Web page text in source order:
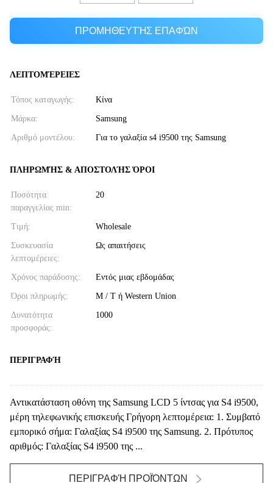
ΠΡΟΜΗΘΕΥΤΉΣ ΕΠΑΦΏΝ
ΛΕΠΤΟΜΈΡΕΙΕΣ
Τόπος καταγωγής: Κίνα
Μάρκα: Samsung
Αριθμό μοντέλου: Για το γαλαξία s4 i9500 της Samsung
ΠΛΗΡΩΜΉΣ & ΑΠΟΣΤΟΛΉΣ ΌΡΟΙ
Ποσότητα
παραγγελίας min:
20
Τιμή: Wholesale
Συσκευασία
λεπτομέρειες:
Ως απαιτήσεις
Χρόνος παράδοσης: Εντός μιας εβδομάδας
Όροι πληρωμής: Μ / Τ ή Western Union
Δυνατότητα
προσφοράς:
1000
ΠΕΡΙΓΡΑΦΉ
Αντικατάσταση οθόνη της Samsung LCD 5 ίντσας για S4 i9500,
μέρη τηλεφωνικής επισκευής Γρήγορη λεπτομέρεια: 1. Συμβατό
εμπορικό σήμα: Γαλαξίας S4 i9500 της Samsung. 2. Πρότυπος
αριθμός: Γαλαξίας S4 i9500 της ...
ΠΕΡΙΓΡΑΦΉ ΠΡΟΪΌΝΤΩΝ